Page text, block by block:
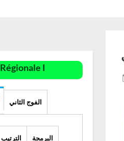
Régionale I
الفوج الثاني
الترتيب البرمجة